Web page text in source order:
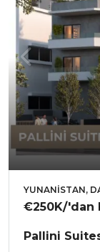
YUNANISTAN,
€250K/'dan
Pallini